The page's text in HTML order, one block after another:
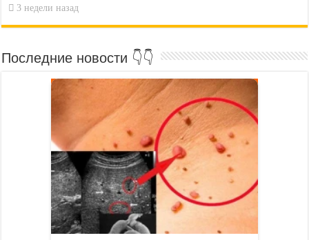
3 недели назад
Последние новости 👇👇